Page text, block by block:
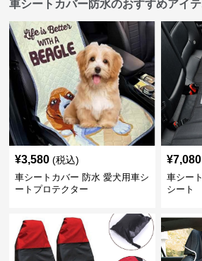
車シートカバー防水のおすすめアイ
¥3,580 (税込)
車シートカバー 防水 愛犬用車シ
ートプロテクター
¥7,080
車シー
シート